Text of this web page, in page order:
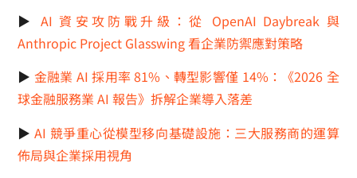
▶︎AI 資安攻防戰升級：從 OpenAI Daybreak 與
Anthropic Project Glasswing 看企業防禦應對策略
▶︎ 金融業 AI 採用率 81%、轉型影響僅 14%：《2026 全
球金融服務業 AI 報告》拆解企業導入落差
▶︎AI 競爭重心從模型移向基礎設施：三大服務商的運算
佈局與企業採用視角